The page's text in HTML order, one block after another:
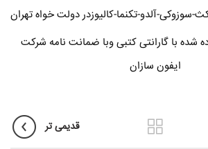
سوزوکی-آلدو-تکنما-کالیوزدر دولت خواه تهران
شده با گارانتی کتبی وبا ضمانت نامه شرکت
ایفون سازان
قدیمی تر